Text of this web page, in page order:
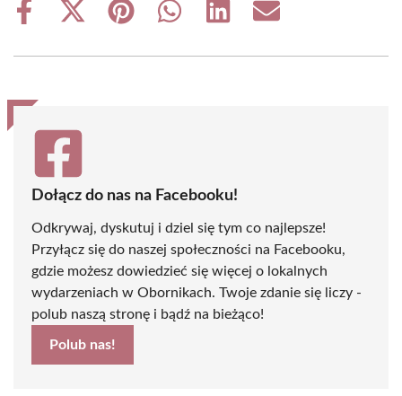
Share
Share
(Twitter)
Share
Share
Share
Share
Dołącz do nas na Facebooku!
Odkrywaj, dyskutuj i dziel się tym co najlepsze!
Przyłącz się do naszej społeczności na Facebooku,
gdzie możesz dowiedzieć się więcej o lokalnych
wydarzeniach w Obornikach. Twoje zdanie się liczy -
polub naszą stronę i bądź na bieżąco!
Polub nas!